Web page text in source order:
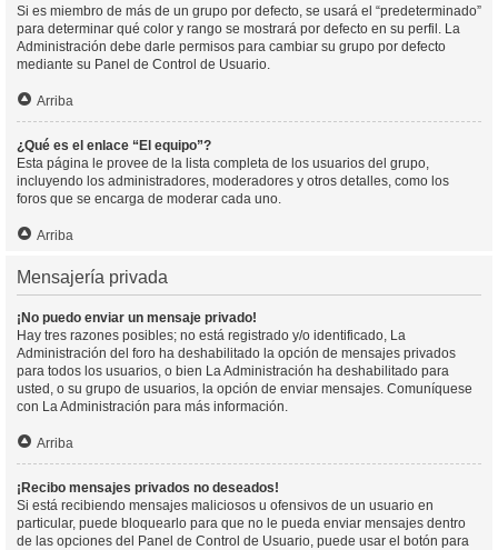
Si es miembro de más de un grupo por defecto, se usará el “predeterminado”
para determinar qué color y rango se mostrará por defecto en su perfil. La
Administración debe darle permisos para cambiar su grupo por defecto
mediante su Panel de Control de Usuario.
Arriba
¿Qué es el enlace “El equipo”?
Esta página le provee de la lista completa de los usuarios del grupo,
incluyendo los administradores, moderadores y otros detalles, como los
foros que se encarga de moderar cada uno.
Arriba
Mensajería privada
¡No puedo enviar un mensaje privado!
Hay tres razones posibles; no está registrado y/o identificado, La
Administración del foro ha deshabilitado la opción de mensajes privados
para todos los usuarios, o bien La Administración ha deshabilitado para
usted, o su grupo de usuarios, la opción de enviar mensajes. Comuníquese
con La Administración para más información.
Arriba
¡Recibo mensajes privados no deseados!
Si está recibiendo mensajes maliciosos u ofensivos de un usuario en
particular, puede bloquearlo para que no le pueda enviar mensajes dentro
de las opciones del Panel de Control de Usuario, puede usar el botón para